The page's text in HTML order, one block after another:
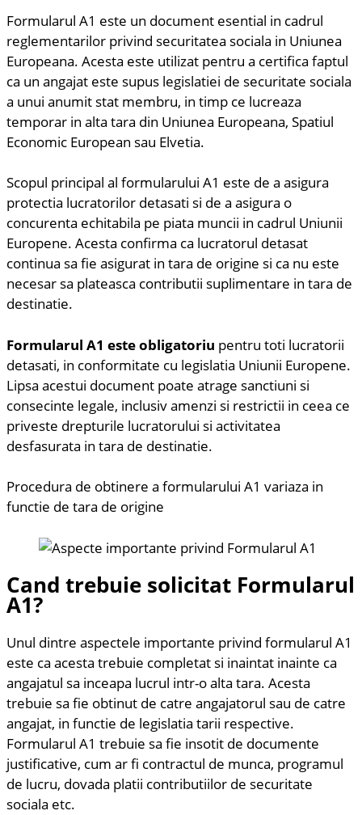
Formularul A1 este un document esential in cadrul
reglementarilor privind securitatea sociala in Uniunea
Europeana. Acesta este utilizat pentru a certifica faptul
ca un angajat este supus legislatiei de securitate sociala
a unui anumit stat membru, in timp ce lucreaza
temporar in alta tara din Uniunea Europeana, Spatiul
Economic European sau Elvetia.
Scopul principal al formularului A1 este de a asigura
protectia lucratorilor detasati si de a asigura o
concurenta echitabila pe piata muncii in cadrul Uniunii
Europene. Acesta confirma ca lucratorul detasat
continua sa fie asigurat in tara de origine si ca nu este
necesar sa plateasca contributii suplimentare in tara de
destinatie.
Formularul A1 este obligatoriu pentru toti lucratorii
detasati, in conformitate cu legislatia Uniunii Europene.
Lipsa acestui document poate atrage sanctiuni si
consecinte legale, inclusiv amenzi si restrictii in ceea ce
priveste drepturile lucratorului si activitatea
desfasurata in tara de destinatie.
Procedura de obtinere a formularului A1 variaza in
functie de tara de origine
Cand trebuie solicitat Formularul
A1?
Unul dintre aspectele importante privind formularul A1
este ca acesta trebuie completat si inaintat inainte ca
angajatul sa inceapa lucrul intr-o alta tara. Acesta
trebuie sa fie obtinut de catre angajatorul sau de catre
angajat, in functie de legislatia tarii respective.
Formularul A1 trebuie sa fie insotit de documente
justificative, cum ar fi contractul de munca, programul
de lucru, dovada platii contributiilor de securitate
sociala etc.